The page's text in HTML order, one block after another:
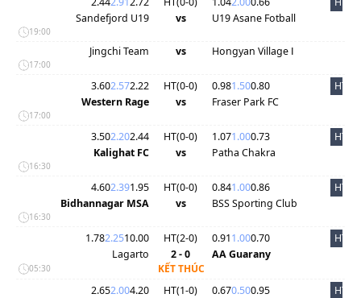
Sandefjord U19
vs U19 Asane Fotball
19:00
Jingchi Team vs Hongyan Village Ⅰ
17:00
3.602.572.22 HT(0-0) 0.981.500.80
HT
Western Rage
vs Fraser Park FC
17:00
3.502.202.44 HT(0-0) 1.071.000.73
HT
Kalighat FC
vs Patha Chakra
16:30
4.602.391.95 HT(0-0) 0.841.000.86
HT
Bidhannagar MSA
vs BSS Sporting Club
16:30
1.782.2510.00 HT(2-0) 0.911.000.70
HT
Lagarto
2 - 0 AA Guarany
05:30
KẾT THÚC
2.652.004.20 HT(1-0) 0.670.500.95
HT